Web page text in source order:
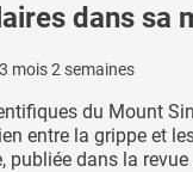
dans sa
3 mois 2 semaines
du Mount
entre la grippe et
publiée dans la revue